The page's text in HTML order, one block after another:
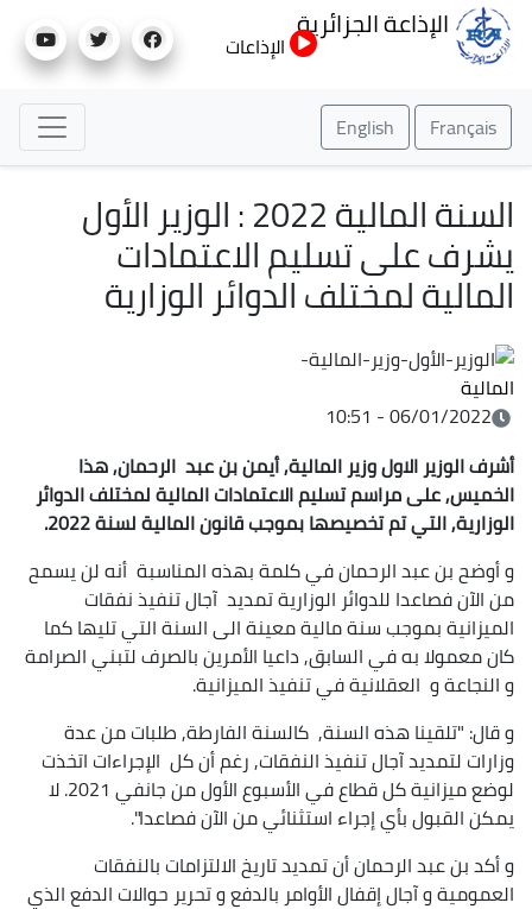
إلى
الإذاعة الجزائرية
الإذاعات
Français
English
السنة المالية 2022 : الوزير الأول
يشرف على تسليم الاعتمادات
المالية لمختلف الدوائر الوزارية
المالية
06/01/2022 - 10:51
أشرف الوزير الاول وزير المالية, أيمن بن عبد الرحمان, هذا
الخميس, على مراسم تسليم الاعتمادات المالية لمختلف الدوائر
الوزارية, التي تم تخصيصها بموجب قانون المالية لسنة 2022.
و أوضح بن عبد الرحمان في كلمة بهذه المناسبة أنه لن يسمح
من الآن فصاعدا للدوائر الوزارية تمديد آجال تنفيذ نفقات
الميزانية بموجب سنة مالية معينة الى السنة التي تليها كما
كان معمولا به في السابق, داعيا الأمرين بالصرف لتبني الصرامة
و النجاعة و العقلانية في تنفيذ الميزانية.
و قال: "تلقينا هذه السنة, كالسنة الفارطة, طلبات من عدة
وزارات لتمديد آجال تنفيذ النفقات, رغم أن كل الإجراءات اتخذت
لوضع ميزانية كل قطاع في الأسبوع الأول من جانفي 2021. لا
يمكن القبول بأي إجراء استثنائي من الآن فصاعدا".
و أكد بن عبد الرحمان أن تمديد تاريخ الالتزامات بالنفقات
العمومية و آجال إقفال الأوامر بالدفع و تحرير حوالات الدفع الذي